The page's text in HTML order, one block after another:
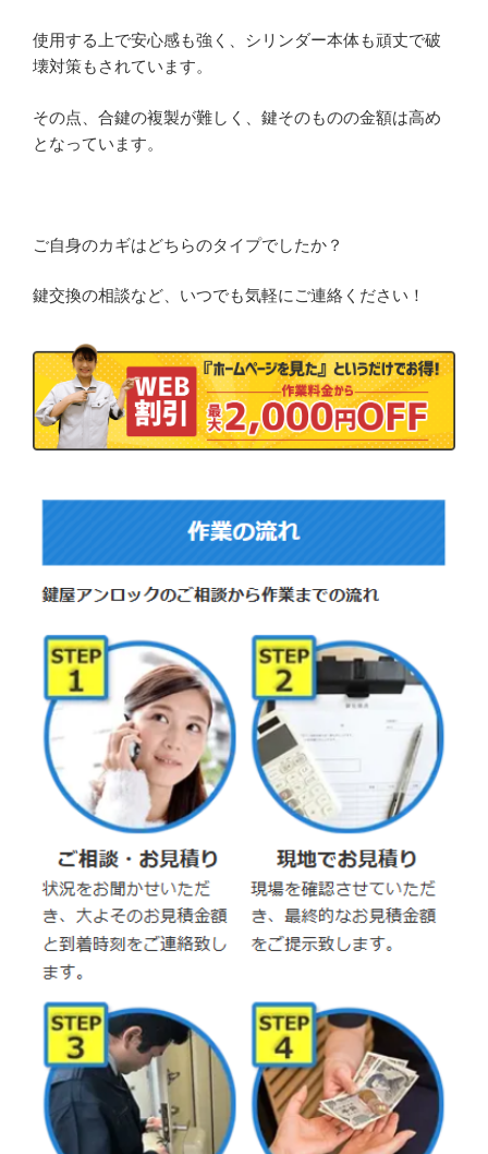
使用する上で安心感も強く、シリンダー本体も頑丈で破
壊対策もされています。
その点、合鍵の複製が難しく、鍵そのものの金額は高め
となっています。
ご自身のカギはどちらのタイプでしたか？
鍵交換の相談など、いつでも気軽にご連絡ください！